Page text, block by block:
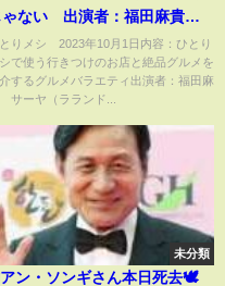
ゃない 出演者：福田麻貴、
ーヤ、加納（Aマッソ） 10月
りメシ 2023年10月1日内容：ひとり
シで使う行きつけのお店と絶品グルメを
するグルメバラエティ出演者：福田麻
サーヤ（ラランド...
未分類
アン・ソンギさん本日死去🕊️